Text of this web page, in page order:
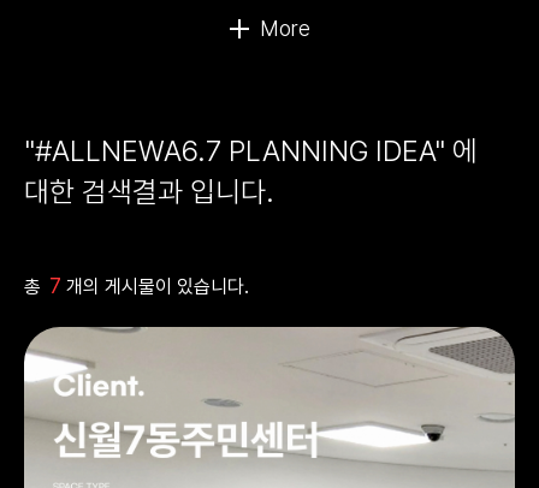
"#ALLNEWA6.7 PLANNING IDEA" 에
대한 검색결과 입니다.
총 7 개의 게시물이 있습니다.